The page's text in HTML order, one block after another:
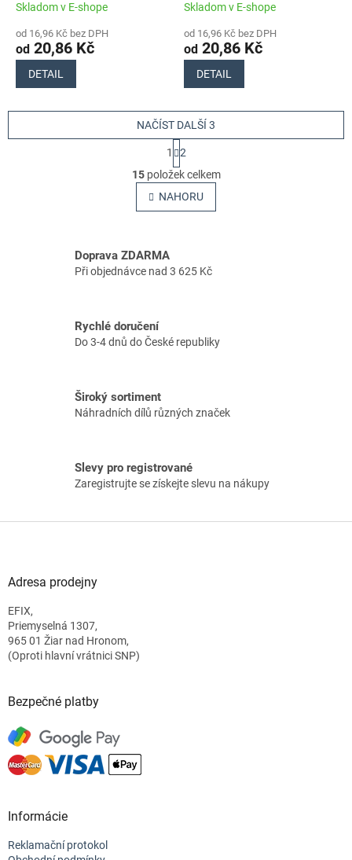
Skladom v E-shope
od 16,96 Kč bez DPH
od 20,86 Kč
DETAIL
Skladom v E-shope
od 16,96 Kč bez DPH
od 20,86 Kč
DETAIL
O
v
l
á
í
y
i
s
NAČÍST DALŠÍ 3
S
t
r
á
n
k
n
í
1
2
15položek celkem
NAHORU
Doprava ZDARMA
Při objednávce nad 3 625 Kč
Rychlé doručení
Do 3-4 dnů do České republiky
Široký sortiment
Náhradních dílů různých značek
Slevy pro registrované
Zaregistrujte se získejte slevu na nákupy
Adresa prodejny
EFIX,
Priemyselná 1307,
965 01 Žiar nad Hronom,
(Oproti hlavní vrátnici SNP)
Bezpečné platby
Informácie
Reklamační protokol